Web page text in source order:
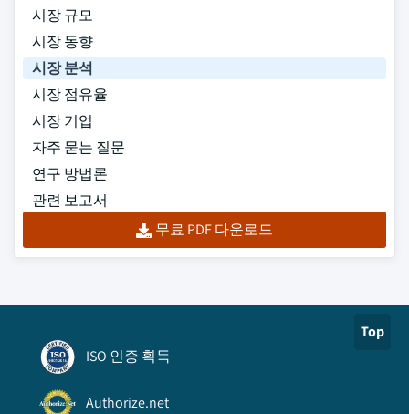
시장 규모
시장 동향
시장 분석
시장 점유율
시장 기업
자주 묻는 질문
연구 방법론
관련 보고서
무료 PDF 다운로드
Top
ISO 인증 획득
Authorize.net